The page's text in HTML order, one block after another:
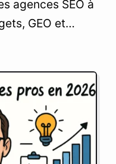
agences SEO à
GEO et